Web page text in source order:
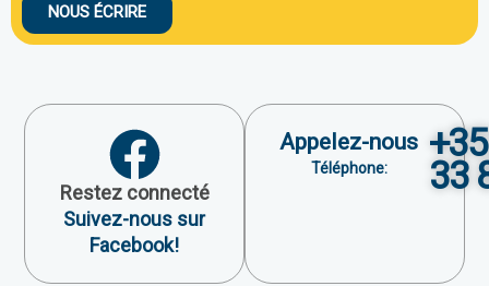
NOUS ÉCRIRE
Restez connecté
Suivez-nous sur
Facebook!
Appelez-nous
Téléphone: 33